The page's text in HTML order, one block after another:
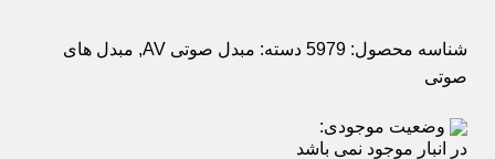
شناسه محصول: 5979 دسته: مبدل صوتی AV , مبدل های
صوتی
وضعیت موجودی:
در انبار موجود نمی باشد